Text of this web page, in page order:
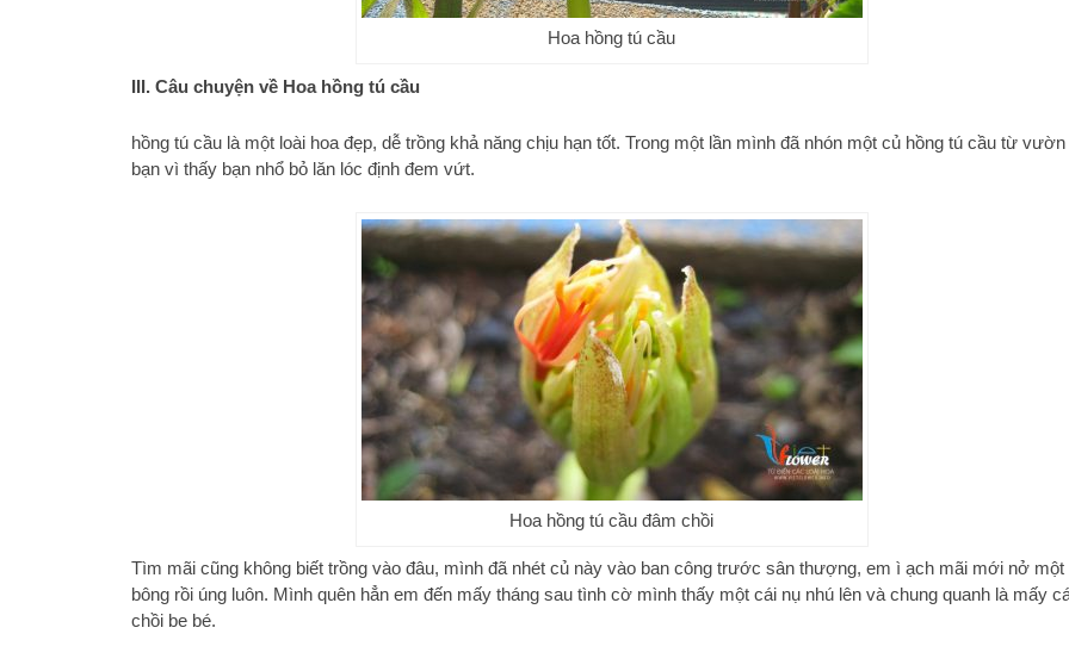
Hoa hồng tú cầu
III. Câu chuyện về Hoa hồng tú cầu
hồng tú cầu là một loài hoa đẹp, dễ trồng khả năng chịu hạn tốt. Trong một lần mình đã nhón một củ hồng tú cầu từ
bạn vì thấy bạn nhổ bỏ lăn lóc định đem vứt.
Hoa hồng tú cầu đâm chồi
Tìm mãi cũng không biết trồng vào đâu, mình đã nhét củ này vào ban công trước sân thượng, em ì ạch mãi mới nở một
bông rồi úng luôn. Mình quên hẳn em đến mấy tháng sau tình cờ mình thấy một cái nụ nhú lên và chung quanh là mấy
chồi be bé.